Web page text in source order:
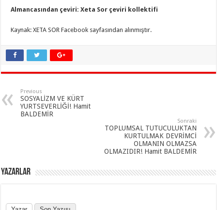
Almancasından çeviri: Xeta Sor çeviri kollektifi
Kaynak: XETA SOR Facebook sayfasından alınmıştır.
Previous
SOSYALİZM VE KÜRT
YURTSEVERLİĞİ! Hamit
BALDEMİR
Sonraki
TOPLUMSAL TUTUCULUKTAN
KURTULMAK DEVRİMCİ
OLMANIN OLMAZSA
OLMAZIDIR! Hamit BALDEMİR
YAZARLAR